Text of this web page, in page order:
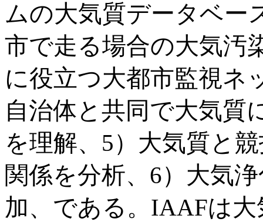
ムの大気質データベー
市で走る場合の大気汚
に役立つ大都市監視ネ
自治体と共同で大気質
を理解、5）大気質と
関係を分析、6）大気
加、である。IAAFは